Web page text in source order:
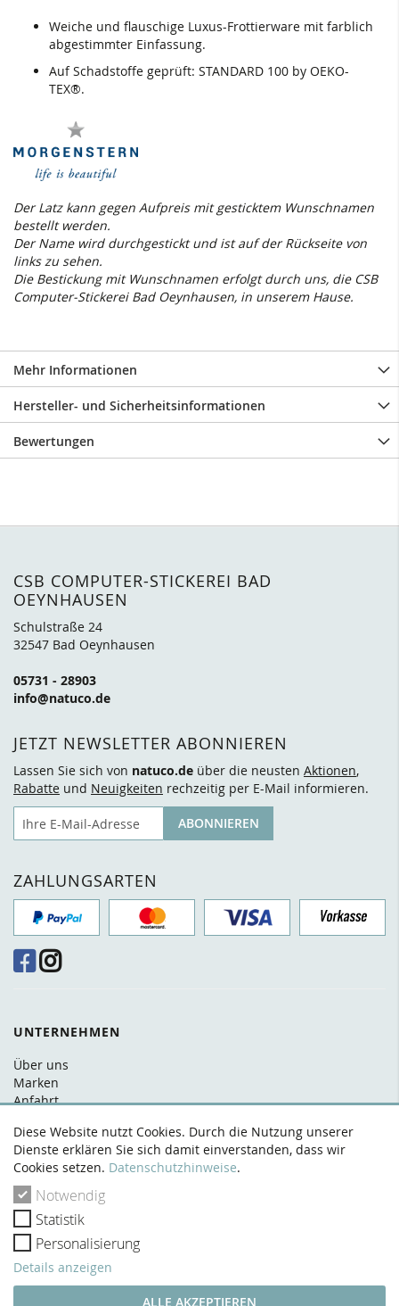
Diese Website nutzt Cookies. Durch die Nutzung unserer
Dienste erklären Sie sich damit einverstanden, dass wir
Cookies setzen. Datenschutzhinweise.
Notwendig
Statistik
Personalisierung
Details anzeigen
ALLE AKZEPTIEREN
Weiche und flauschige Luxus-Frottierware mit farblich
abgestimmter Einfassung.
Auf Schadstoffe geprüft: STANDARD 100 by OEKO-
TEX®.
Der Latz kann gegen Aufpreis mit gesticktem Wunschnamen
bestellt werden.
Der Name wird durchgestickt und ist auf der Rückseite von
links zu sehen.
Die Bestickung mit Wunschnamen erfolgt durch uns, die CSB
Computer-Stickerei Bad Oeynhausen, in unserem Hause.
Mehr Informationen
Hersteller- und Sicherheitsinformationen
Bewertungen
CSB COMPUTER-STICKEREI BAD
OEYNHAUSEN
Schulstraße 24
32547 Bad Oeynhausen
05731 - 28903
info@natuco.de
JETZT NEWSLETTER ABONNIEREN
Lassen Sie sich von natuco.de über die neusten Aktionen,
Rabatte und Neuigkeiten rechzeitig per E-Mail informieren.
ABONNIEREN
ZAHLUNGSARTEN
UNTERNEHMEN
Über uns
Marken
Anfahrt
Kontakt
RECHTLICHES
AGB
Datenschutz
Widerrufsrecht
Zahlung & Versand
Impressum
VERTRAG WIDERRUFEN